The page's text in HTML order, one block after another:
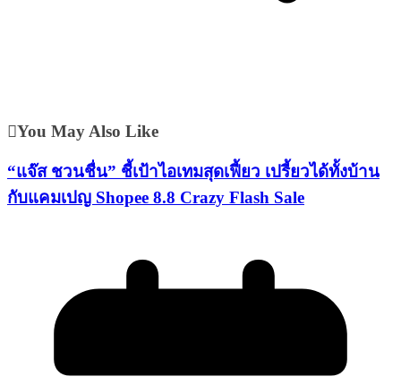
You May Also Like
“แจ๊ส ชวนชื่น” ชี้เป้าไอเทมสุดเฟี้ยว เปรี้ยวได้ทั้งบ้าน
กับแคมเปญ Shopee 8.8 Crazy Flash Sale